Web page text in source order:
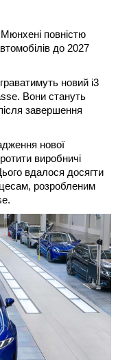
повністю
до 2027
новий i3
Вони стануть
завершення
нової
виробничі
вдалося досягти
розробленим